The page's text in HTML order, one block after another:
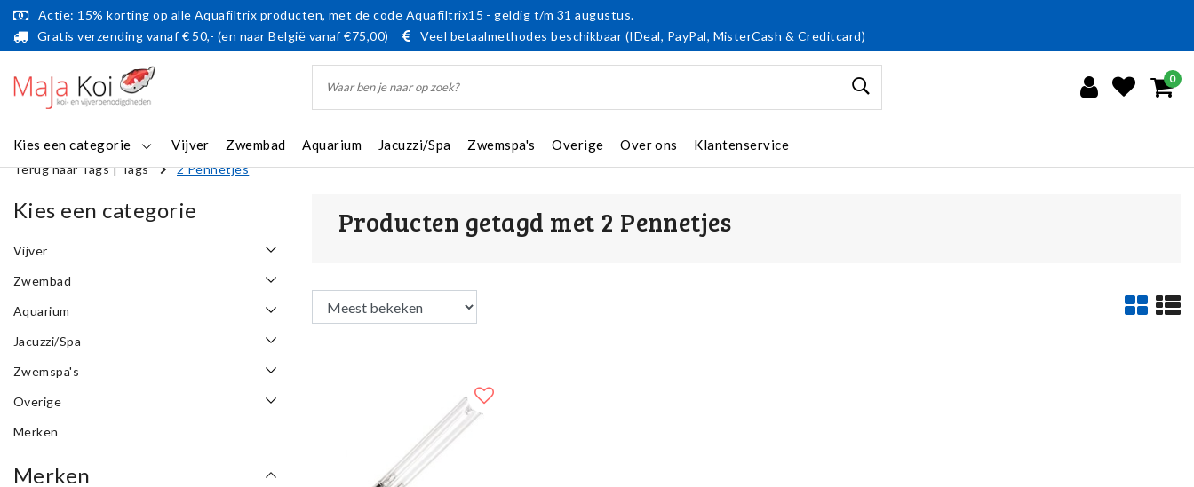
Actie: 15% korting op alle Aquafiltrix producten, met de code Aquafiltrix15 - geldig t/m 31 augustus.
Gratis verzending vanaf € 50,- (en naar België vanaf €75,00)
Veel betaalmethodes beschikbaar (IDeal, PayPal, MisterCash & Creditcard)
0
Kies een categorie Vijver Zwembad Aquarium Jacuzzi/Spa Zwemspa's Overige Over ons Klantenservice
Terug naar Tags|Tags 2 Pennetjes
Kies een categorie
Vijver
Zwembad
Aquarium
Jacuzzi/Spa
Zwemspa's
Overige
Merken
Merken
Producten getagd met 2 Pennetjes